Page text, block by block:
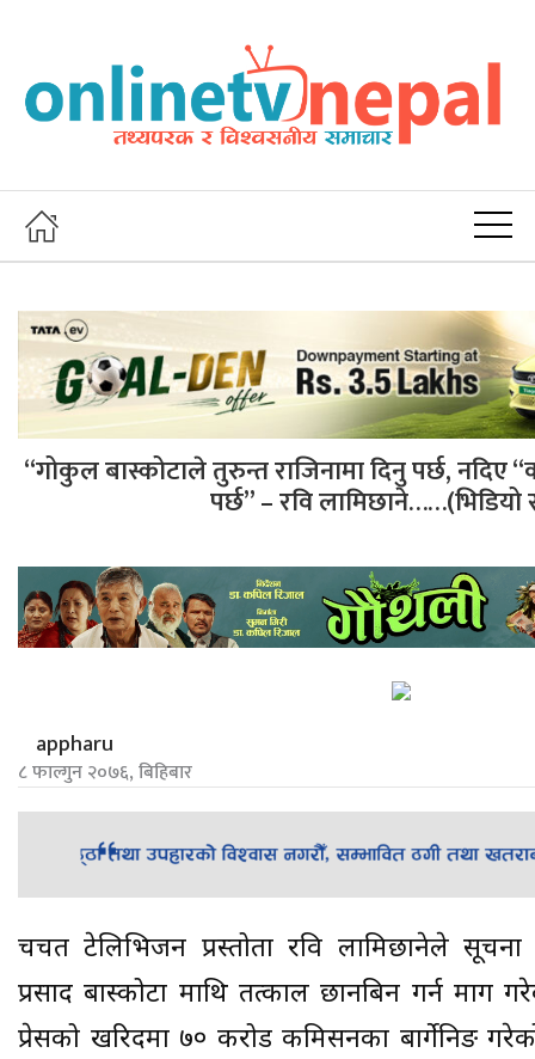
“गोकुल बास्कोटाले तुरुन्त राजिनामा दिनु पर्छ, नदिए
पर्छ” – रवि
appharu
८ फाल्गुन २०७६, बिहिबार
चर्चित टेलिभिजन प्रस्तोता रवि लामिछानेले
प्रसाद बास्कोटा माथि तत्काल छानबिन गर्न माग
प्रेसको खरिदमा ७० करोड कमिसनका बार्गेनिङ